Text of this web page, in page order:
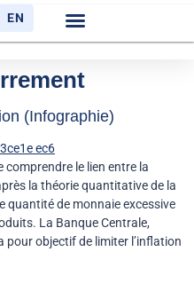
EN
(Infographie)
le lien entre la
la théorie quantitative de la
quantité de monnaie excessive
La Banque Centrale,
pour objectif de limiter l’inflation